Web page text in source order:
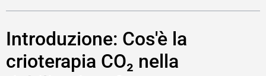
Introduzione: Cos'è la
crioterapia CO₂ nella